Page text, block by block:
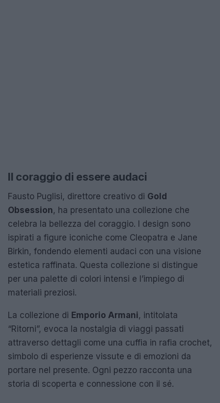
Il coraggio di essere audaci
Fausto Puglisi, direttore creativo di Gold
Obsession, ha presentato una collezione che
celebra la bellezza del coraggio. I design sono
ispirati a figure iconiche come Cleopatra e Jane
Birkin, fondendo elementi audaci con una visione
estetica raffinata. Questa collezione si distingue
per una palette di colori intensi e l’impiego di
materiali preziosi.
La collezione di Emporio Armani, intitolata
“Ritorni”, evoca la nostalgia di viaggi passati
attraverso dettagli come una cuffia in rafia crochet,
simbolo di esperienze vissute e di emozioni da
portare nel presente. Ogni pezzo racconta una
storia di scoperta e connessione con il sé.